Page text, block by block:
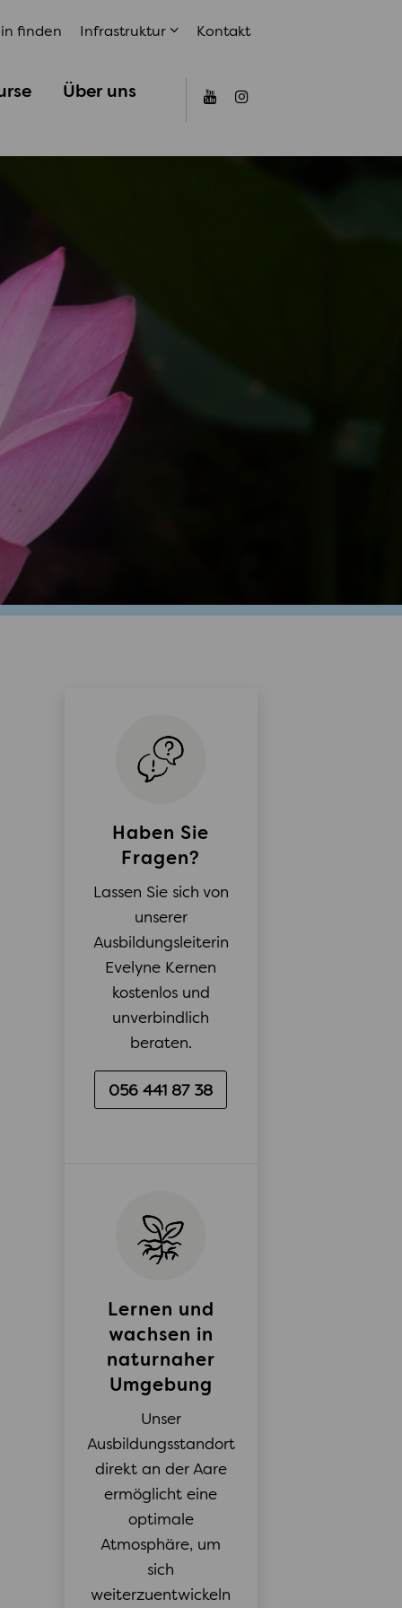
finden Infrastruktur Kontakt
Über uns
Haben Sie
Fragen?
Lassen Sie sich von
unserer
Ausbildungsleiterin
Evelyne Kernen
kostenlos und
unverbindlich
beraten.
056 441 87 38
Lernen und
wachsen in
naturnaher
Umgebung
Unser
Ausbildungsstandort
direkt an der Aare
ermöglicht eine
optimale
Atmosphäre, um
sich
weiterzuentwickeln